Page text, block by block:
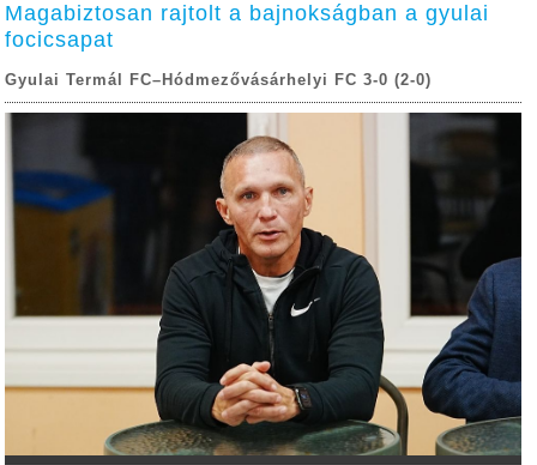
Magabiztosan rajtolt a bajnokságban a gyulai
focicsapat
Gyulai Termál FC–Hódmezővásárhelyi FC 3-0 (2-0)